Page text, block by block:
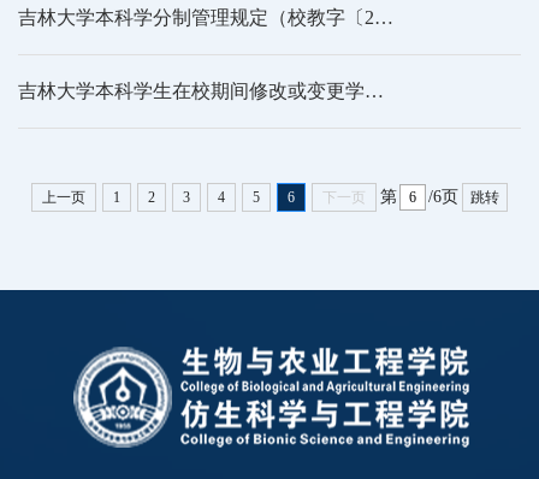
吉林大学本科学分制管理规定（校教字〔2016〕102号）
吉林大学本科学生在校期间修改或变更学籍身份信息管理规定（校教字〔2020〕39号）
上一页 1 2 3 4 5 6 下一页 第 /6页 跳转